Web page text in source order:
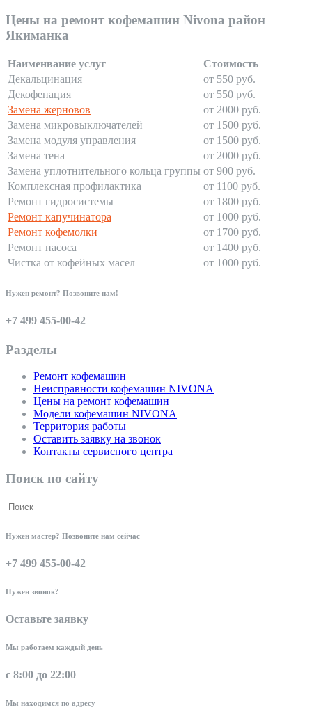
Цены на ремонт кофемашин Nivona район
Якиманка
Наименвание услуг
Стоимость
Декальцинация
от 550 руб.
Декофенация
от 550 руб.
Замена жерновов
от 2000 руб.
Замена микровыключателей
от 1500 руб.
Замена модуля управления
от 1500 руб.
Замена тена
от 2000 руб.
Замена уплотнительного кольца группы от 900 руб.
Комплексная профилактика
от 1100 руб.
Ремонт гидросистемы
от 1800 руб.
Ремонт капучинатора
от 1000 руб.
Ремонт кофемолки
от 1700 руб.
Ремонт насоса
от 1400 руб.
Чистка от кофейных масел
от 1000 руб.
Нужен ремонт? Позвоните нам!
+7 499 455-00-42
Разделы
Ремонт кофемашин
Неисправности кофемашин NIVONA
Цены на ремонт кофемашин
Модели кофемашин NIVONA
Территория работы
Оставить заявку на звонок
Контакты сервисного центра
Поиск по сайту
Нужен мастер? Позвоните нам сейчас
+7 499 455-00-42
Нужен звонок?
Оставьте заявку
Мы работаем каждый день
с 8:00 до 22:00
Мы находимся по адресу